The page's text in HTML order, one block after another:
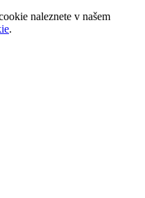
naleznete v našem
.